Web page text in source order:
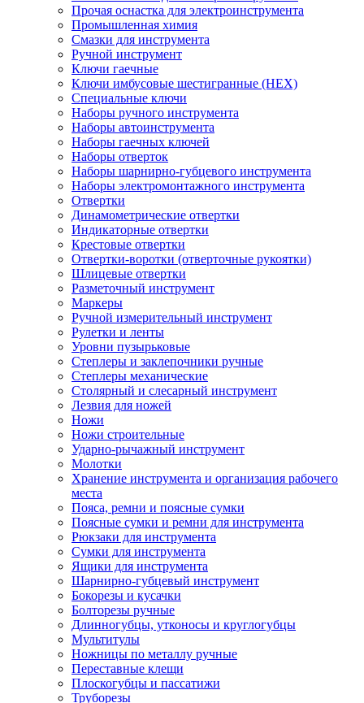
Прочая оснастка для электроинструмента
Промышленная химия
Смазки для инструмента
Ручной инструмент
Ключи гаечные
Ключи имбусовые шестигранные (HEX)
Специальные ключи
Наборы ручного инструмента
Наборы автоинструмента
Наборы гаечных ключей
Наборы отверток
Наборы шарнирно-губцевого инструмента
Наборы электромонтажного инструмента
Отвертки
Динамометрические отвертки
Индикаторные отвертки
Крестовые отвертки
Отвертки-воротки (отверточные рукоятки)
Шлицевые отвертки
Разметочный инструмент
Маркеры
Ручной измерительный инструмент
Рулетки и ленты
Уровни пузырьковые
Степлеры и заклепочники ручные
Степлеры механические
Столярный и слесарный инструмент
Лезвия для ножей
Ножи
Ножи строительные
Ударно-рычажный инструмент
Молотки
Хранение инструмента и организация рабочего
места
Пояса, ремни и поясные сумки
Поясные сумки и ремни для инструмента
Рюкзаки для инструмента
Сумки для инструмента
Ящики для инструмента
Шарнирно-губцевый инструмент
Бокорезы и кусачки
Болторезы ручные
Длинногубцы, утконосы и круглогубцы
Мультитулы
Ножницы по металлу ручные
Переставные клещи
Плоскогубцы и пассатижи
Труборезы